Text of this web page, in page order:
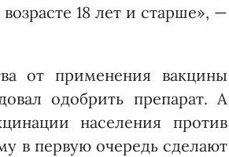
18 лет и старше», —
от применения вакцины
одобрить препарат. А
населения против
в первую очередь сделают